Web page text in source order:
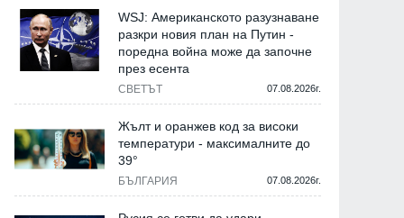
WSJ: Американското разузнаване
разкри новия план на Путин -
поредна война може да започне
през есента
СВЕТЪТ 07.08.2026г.
Жълт и оранжев код за високи
температури - максималните до
39°
БЪЛГАРИЯ 07.08.2026г.